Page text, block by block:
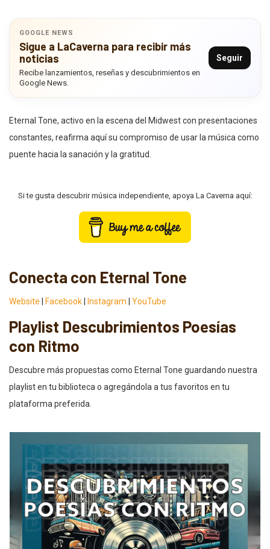
GOOGLE NEWS
Sigue a LaCaverna para recibir más
noticias
Recibe lanzamientos, reseñas y descubrimientos en
Google News.
Seguir
Eternal Tone, activo en la escena del Midwest con presentaciones
constantes, reafirma aquí su compromiso de usar la música como
puente hacia la sanación y la gratitud.
Si te gusta descubrir música independiente, apoya La Caverna aquí:
Conecta con Eternal Tone
Website Facebook Instagram YouTube
Playlist Descubrimientos Poesías
con Ritmo
Descubre más propuestas como Eternal Tone guardando nuestra
playlist en tu biblioteca o agregándola a tus favoritos en tu
plataforma preferida.